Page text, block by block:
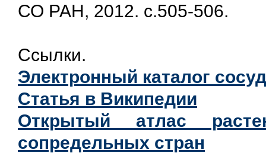
СО РАН, 2012. с.505-506.
Ссылки.
Электронный каталог
Статья в Википедии
Открытый атлас
сопредельных стран